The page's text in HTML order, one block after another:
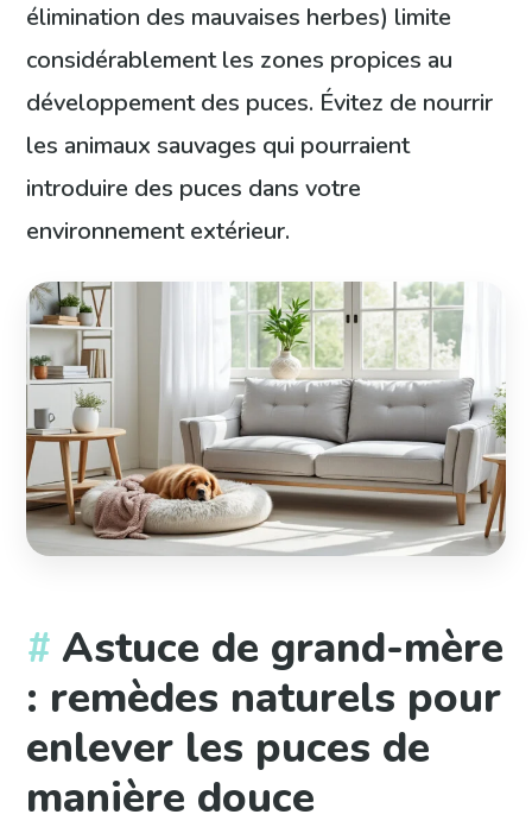
élimination des mauvaises herbes) limite
considérablement les zones propices au
développement des puces. Évitez de nourrir
les animaux sauvages qui pourraient
introduire des puces dans votre
environnement extérieur.
Astuce de grand-mère
: remèdes naturels pour
enlever les puces de
manière douce